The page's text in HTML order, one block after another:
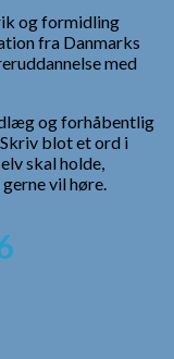
og formidling
fra Danmarks
med
og forhåbentlig
blot et ord i
skal holde,
vil høre.